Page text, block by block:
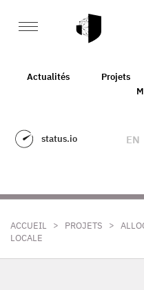
Actualités Projets
status.io EN
ACCUEIL > PROJETS >
LOCALE